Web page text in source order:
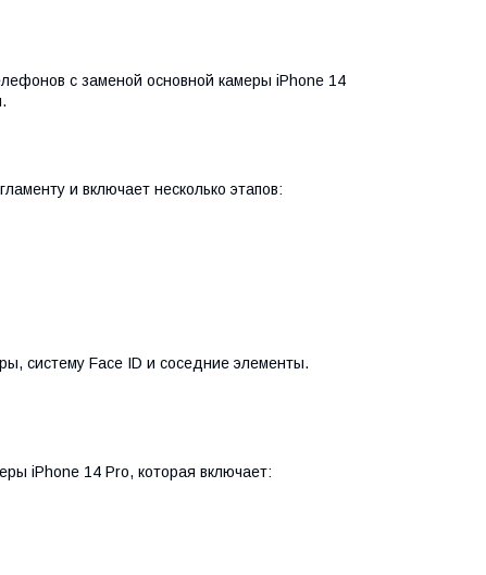
с заменой основной камеры iPhone 14
и включает несколько этапов:
систему Face ID и соседние элементы.
iPhone 14 Pro, которая включает: